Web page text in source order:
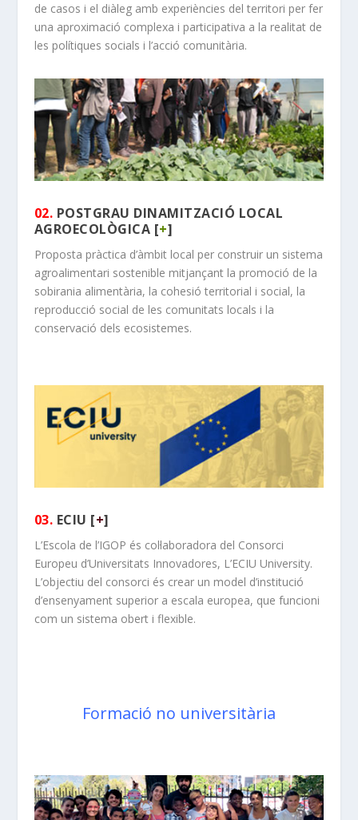
de casos i el diàleg amb experiències del territori per fer
una aproximació complexa i participativa a la realitat de
les polítiques socials i l’acció comunitària.
02. POSTGRAU DINAMITZACIÓ LOCAL
AGROECOLÒGICA [+]
Proposta pràctica d’àmbit local per construir un sistema
agroalimentari sostenible mitjançant la promoció de la
sobirania alimentària, la cohesió territorial i social, la
reproducció social de les comunitats locals i la
conservació dels ecosistemes.
03. ECIU [+]
L’Escola de l’IGOP és col·laboradora del Consorci
Europeu d’Universitats Innovadores, L’ECIU University.
L’objectiu del consorci és crear un model d’institució
d’ensenyament superior a escala europea, que funcioni
com un sistema obert i flexible.
Formació no universitària